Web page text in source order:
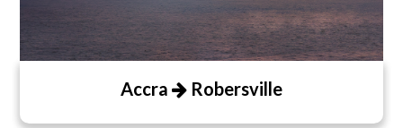
Accra Robersville